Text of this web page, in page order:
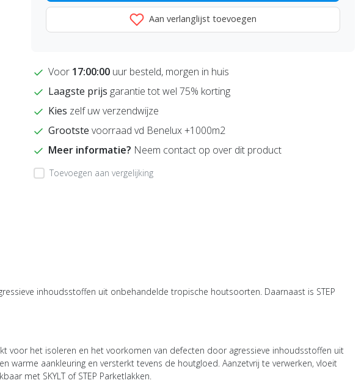
Aan verlanglijst toevoegen
Voor 17:00:00 uur besteld, morgen in huis
Laagste prijs garantie tot wel 75% korting
Kies zelf uw verzendwijze
Grootste voorraad vd Benelux +1000m2
Meer informatie? Neem contact op over dit product
Toevoegen aan vergelijking
inhoudsstoffen uit onbehandelde tropische houtsoorten. Daarnaast is STEP
voor het isoleren en het voorkomen van defecten door agressieve inhoudsstoffen uit
warme aankleuring en versterkt tevens de houtgloed. Aanzetvrij te verwerken, vloeit
met SKYLT of STEP Parketlakken.